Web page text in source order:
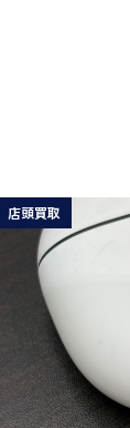
店頭買取